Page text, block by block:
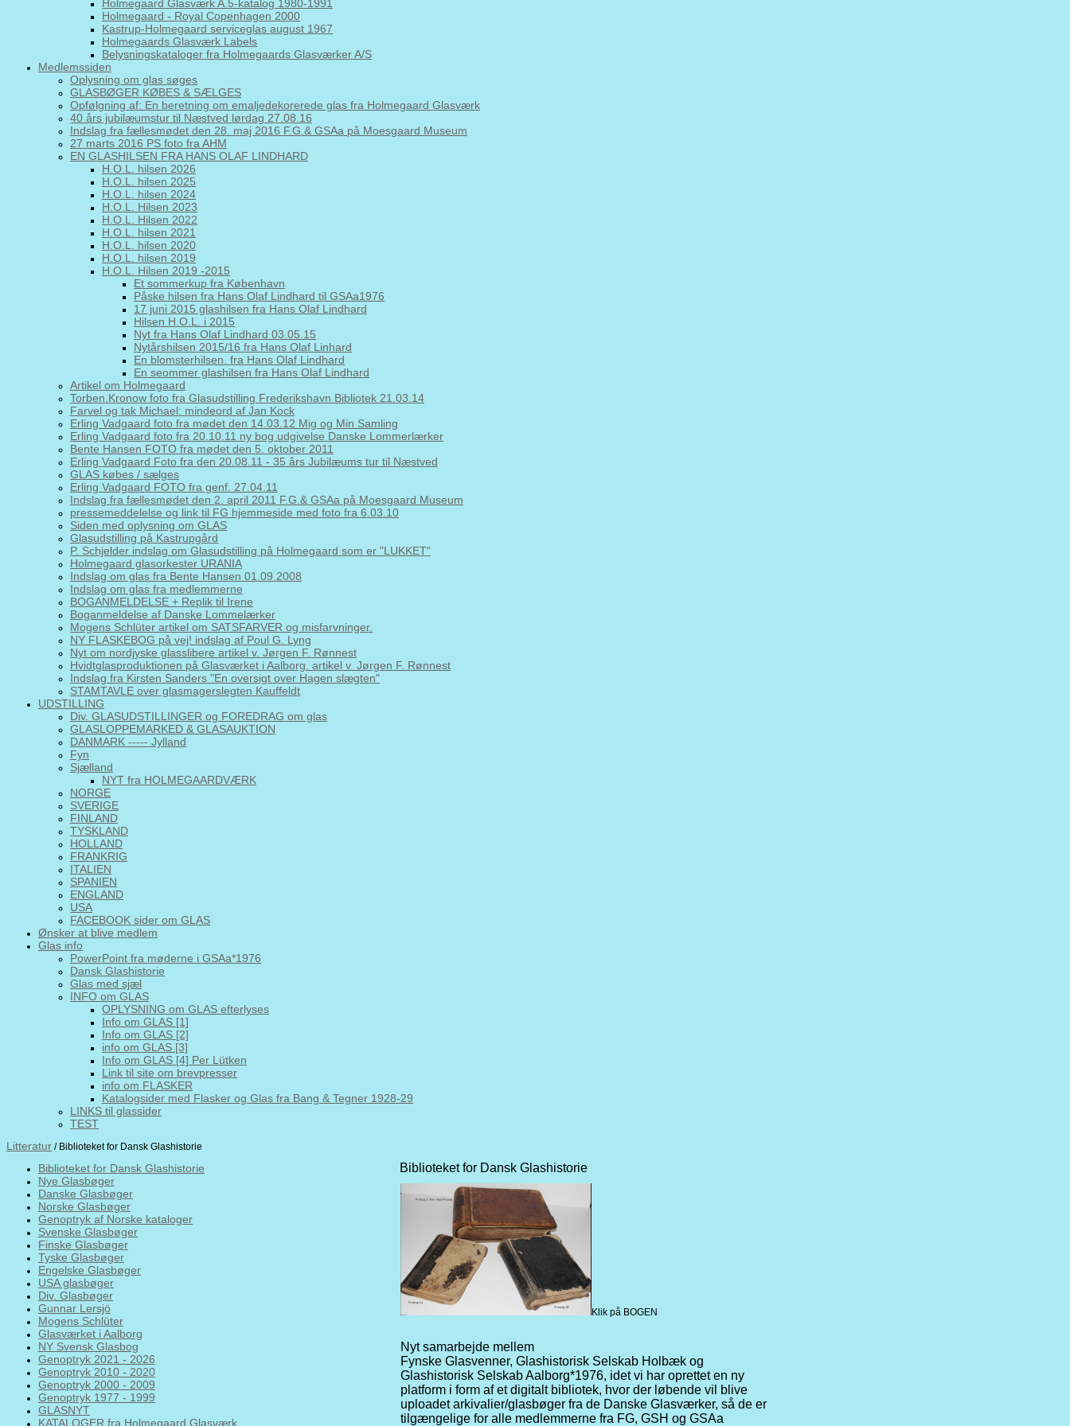
Holmegaard Glasværk A.5-katalog 1980-1991
Holmegaard - Royal Copenhagen 2000
Kastrup-Holmegaard serviceglas august 1967
Holmegaards Glasværk Labels
Belysningskataloger fra Holmegaards Glasværker A/S
Medlemssiden
Oplysning om glas søges
GLASBØGER KØBES & SÆLGES
Opfølgning af: En beretning om emaljedekorerede glas fra Holmegaard Glasværk
40 års jubilæumstur til Næstved lørdag 27.08.16
Indslag fra fællesmødet den 28. maj 2016 F.G.& GSAa på Moesgaard Museum
27 marts 2016 PS foto fra AHM
EN GLASHILSEN FRA HANS OLAF LINDHARD
H.O.L. hilsen 2026
H.O.L. hilsen 2025
H.O.L. hilsen 2024
H.O.L. Hilsen 2023
H.O.L. Hilsen 2022
H.O.L. hilsen 2021
H.O.L. hilsen 2020
H.O.L. hilsen 2019
H.O.L. Hilsen 2019 -2015
Et sommerkup fra København
Påske hilsen fra Hans Olaf Lindhard til GSAa1976
17 juni 2015 glashilsen fra Hans Olaf Lindhard
Hilsen H.O.L. i 2015
Nyt fra Hans Olaf Lindhard 03.05.15
Nytårshilsen 2015/16 fra Hans Olaf Linhard
En blomsterhilsen. fra Hans Olaf Lindhard
En seommer glashilsen fra Hans Olaf Lindhard
Artikel om Holmegaard
Torben.Kronow foto fra Glasudstilling Frederikshavn Bibliotek 21.03.14
Farvel og tak Michael: mindeord af Jan Kock
Erling Vadgaard foto fra mødet den 14.03.12 Mig og Min Samling
Erling Vadgaard foto fra 20.10.11 ny bog udgivelse Danske Lommerlærker
Bente Hansen FOTO fra mødet den 5. oktober 2011
Erling Vadgaard Foto fra den 20.08.11 - 35 års Jubilæums tur til Næstved
GLAS købes / sælges
Erling Vadgaard FOTO fra genf. 27.04.11
Indslag fra fællesmødet den 2. april 2011 F.G.& GSAa på Moesgaard Museum
pressemeddelelse og link til FG hjemmeside med foto fra 6.03.10
Siden med oplysning om GLAS
Glasudstilling på Kastrupgård
P. Schjelder indslag om Glasudstilling på Holmegaard som er "LUKKET"
Holmegaard glasorkester URANIA
Indslag om glas fra Bente Hansen 01.09.2008
Indslag om glas fra medlemmerne
BOGANMELDELSE + Replik til Irene
Boganmeldelse af Danske Lommelærker
Mogens Schlüter artikel om SATSFARVER og misfarvninger.
NY FLASKEBOG på vej! indslag af Poul G. Lyng
Nyt om nordjyske glasslibere artikel v. Jørgen F. Rønnest
Hvidtglasproduktionen på Glasværket i Aalborg. artikel v. Jørgen F. Rønnest
Indslag fra Kirsten Sanders "En oversigt over Hagen slægten"
STAMTAVLE over glasmagerslegten Kauffeldt
UDSTILLING
Div. GLASUDSTILLINGER og FOREDRAG om glas
GLASLOPPEMARKED & GLASAUKTION
DANMARK ----- Jylland
Fyn
Sjælland
NYT fra HOLMEGAARDVÆRK
NORGE
SVERIGE
FINLAND
TYSKLAND
HOLLAND
FRANKRIG
ITALIEN
SPANIEN
ENGLAND
USA
FACEBOOK sider om GLAS
Ønsker at blive medlem
Glas info
PowerPoint fra møderne i GSAa*1976
Dansk Glashistorie
Glas med sjæl
INFO om GLAS
OPLYSNING om GLAS efterlyses
Info om GLAS [1]
Info om GLAS [2]
info om GLAS [3]
Info om GLAS [4] Per Lütken
Link til site om brevpresser
info om FLASKER
Katalogsider med Flasker og Glas fra Bang & Tegner 1928-29
LINKS til glassider
TEST
Litteratur / Biblioteket for Dansk Glashistorie
Biblioteket for Dansk Glashistorie
Nye Glasbøger
Danske Glasbøger
Norske Glasbøger
Genoptryk af Norske kataloger
Svenske Glasbøger
Finske Glasbøger
Tyske Glasbøger
Engelske Glasbøger
USA glasbøger
Div. Glasbøger
Gunnar Lersjö
Mogens Schlüter
Glasværket i Aalborg
NY Svensk Glasbog
Genoptryk 2021 - 2026
Genoptryk 2010 - 2020
Genoptryk 2000 - 2009
Genoptryk 1977 - 1999
GLASNYT
KATALOGER fra Holmegaard Glasværk
Biblioteket for Dansk Glashistorie
Klik på BOGEN
Nyt samarbejde mellem
Fynske Glasvenner, Glashistorisk Selskab Holbæk og
Glashistorisk Selskab Aalborg*1976, idet vi har oprettet en ny
platform i form af et digitalt bibliotek, hvor der løbende vil blive
uploadet arkivalier/glasbøger fra de Danske Glasværker, så de er
tilgængelige for alle medlemmerne fra FG, GSH og GSAa